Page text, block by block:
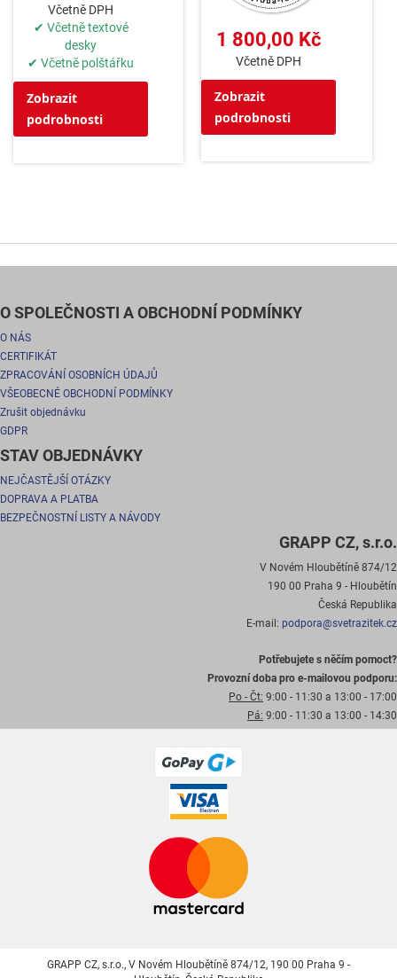
Včetně DPH
✔ Včetně textové
desky
✔ Včetně polštářku
Zobrazit
podrobnosti
1 800,00 Kč
Včetně DPH
Zobrazit
podrobnosti
O SPOLEČNOSTI A OBCHODNÍ PODMÍNKY
O NÁS
CERTIFIKÁT
ZPRACOVÁNÍ OSOBNÍCH ÚDAJŮ
VŠEOBECNÉ OBCHODNÍ PODMÍNKY
Zrušit objednávku
GDPR
STAV OBJEDNÁVKY
NEJČASTĚJŠÍ OTÁZKY
DOPRAVA A PLATBA
BEZPEČNOSTNÍ LISTY A NÁVODY
GRAPP CZ, s.r.o.
V Novém Hloubětíně 874/12
190 00 Praha 9 - Hloubětín
Česká Republika
E-mail: podpora@svetrazitek.cz
Potřebujete s něčím pomoct?
Provozní doba pro e-mailovou podporu:
Po - Čt: 9:00 - 11:30 a 13:00 - 17:00
Pá: 9:00 - 11:30 a 13:00 - 14:30
GRAPP CZ, s.r.o., V Novém Hloubětíně 874/12, 190 00 Praha 9 -